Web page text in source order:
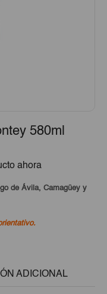
580ml
ahora
de Ávila, Camagüey y
ADICIONAL